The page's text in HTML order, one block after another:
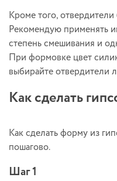
Кроме того,
Рекомендую применять
степень смешивания и
При формовке цвет
выбирайте отвердители
Как сделать
Как сделать форму из
пошагово.
Шаг 1